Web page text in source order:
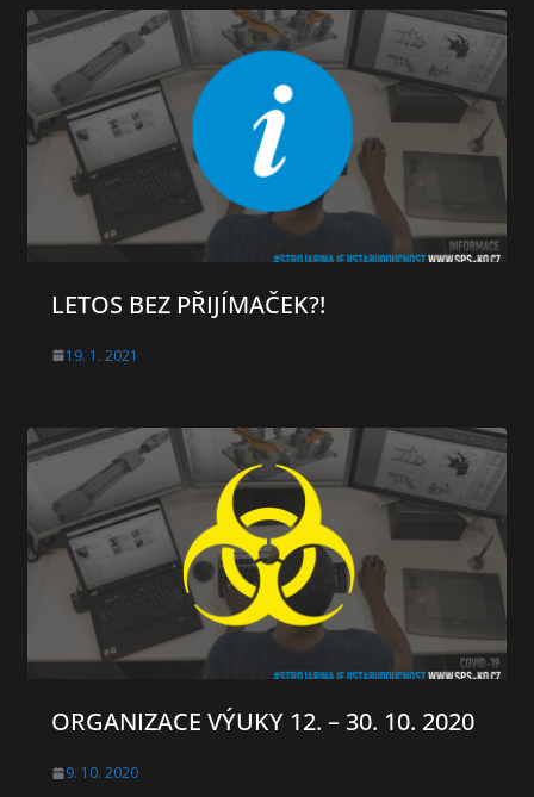
LETOS BEZ PŘIJÍMAČEK?!
19. 1. 2021
ORGANIZACE VÝUKY 12. – 30. 10. 2020
9. 10. 2020